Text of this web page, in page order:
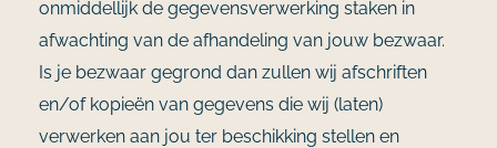
onmiddellijk de gegevensverwerking staken in
afwachting van de afhandeling van jouw bezwaar.
Is je bezwaar gegrond dan zullen wij afschriften
en/of kopieën van gegevens die wij (laten)
verwerken aan jou ter beschikking stellen en